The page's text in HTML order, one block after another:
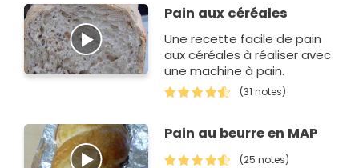
Pain aux céréales
Une recette facile de pain
aux céréales à réaliser avec
une machine à pain.
(31 notes)
Pain au beurre en MAP
(25 notes)